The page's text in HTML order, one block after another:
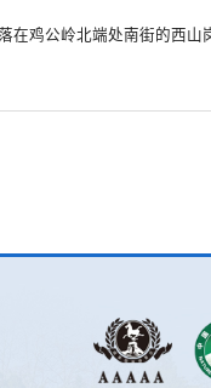
鸡公岭北端处南街的西山